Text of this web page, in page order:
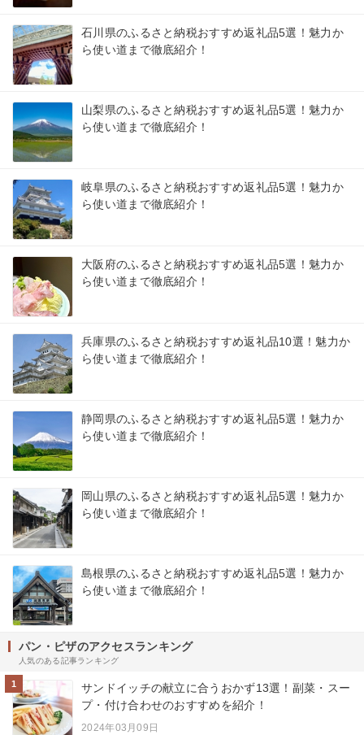
石川県のふるさと納税おすすめ返礼品5選！魅力か
ら使い道まで徹底紹介！
山梨県のふるさと納税おすすめ返礼品5選！魅力か
ら使い道まで徹底紹介！
岐阜県のふるさと納税おすすめ返礼品5選！魅力か
ら使い道まで徹底紹介！
大阪府のふるさと納税おすすめ返礼品5選！魅力か
ら使い道まで徹底紹介！
兵庫県のふるさと納税おすすめ返礼品10選！魅力か
ら使い道まで徹底紹介！
静岡県のふるさと納税おすすめ返礼品5選！魅力か
ら使い道まで徹底紹介！
岡山県のふるさと納税おすすめ返礼品5選！魅力か
ら使い道まで徹底紹介！
島根県のふるさと納税おすすめ返礼品5選！魅力か
ら使い道まで徹底紹介！
パン・ピザのアクセスランキング
人気のある記事ランキング
1
サンドイッチの献立に合うおかず13選！副菜・スー
プ・付け合わせのおすすめを紹介！
2024年03月09日